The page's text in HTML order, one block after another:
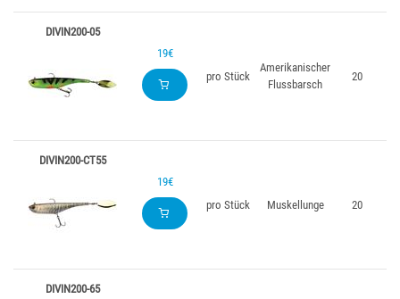
DIVIN200-05
19€
pro Stück
Amerikanischer
Flussbarsch
20
DIVIN200-CT55
19€
pro Stück
Muskellunge 20
DIVIN200-65